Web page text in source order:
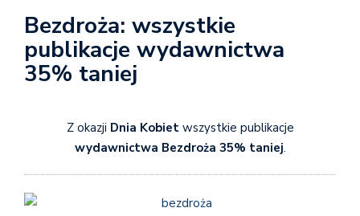
Bezdroża: wszystkie
publikacje wydawnictwa
35% taniej
Z okazji Dnia Kobietwszystkie publikacje
wydawnictwa Bezdroża 35% taniej.